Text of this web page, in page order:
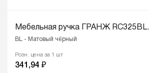
Мебельная ручка ГРАНЖ
BL - Матовый чёрный
Розн. цена за 1 шт
341,94 ₽